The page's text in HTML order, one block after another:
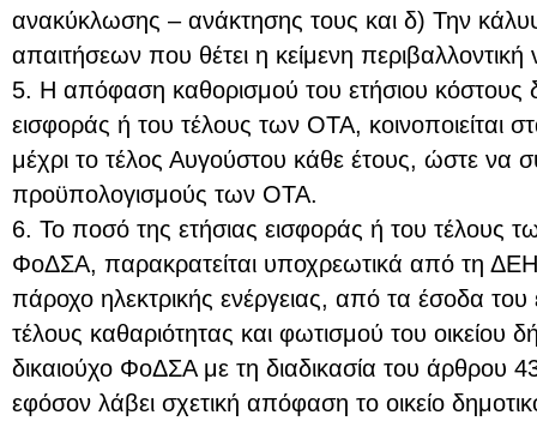
ανακύκλωσης – ανάκτησης τους και δ) Την
απαιτήσεων που θέτει η κείμενη περιβαλλοντική
5. Η απόφαση καθορισμού του ετήσιου κόστους
εισφοράς ή του τέλους των ΟΤΑ, κοινοποιείται
μέχρι το τέλος Αυγούστου κάθε έτους, ώστε να
προϋπολογισμούς των ΟΤΑ.
6. Το ποσό της ετήσιας εισφοράς ή του τέλους
ΦοΔΣΑ, παρακρατείται υποχρεωτικά από τη
πάροχο ηλεκτρικής ενέργειας, από τα έσοδα του
τέλους καθαριότητας και φωτισμού του οικείου
δικαιούχο ΦοΔΣΑ με τη διαδικασία του άρθρου
εφόσον λάβει σχετική απόφαση το οικείο